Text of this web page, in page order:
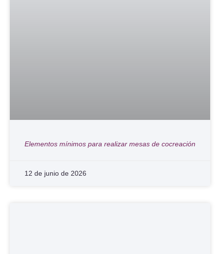
Elementos mínimos para realizar mesas de cocreación
12 de junio de 2026